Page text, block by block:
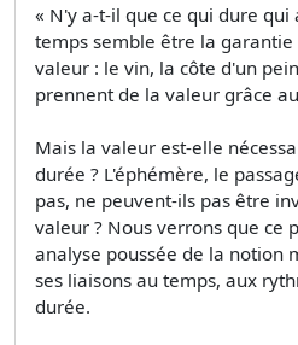
« N'y a-t-il que ce qui dure qui
temps semble être la garantie
valeur : le vin, la côte d'un
prennent de la valeur grâce
Mais la valeur est-elle
durée ? L'éphémère, le
pas, ne peuvent-ils pas être
valeur ? Nous verrons que ce
analyse poussée de la notion
ses liaisons au temps, aux
durée.